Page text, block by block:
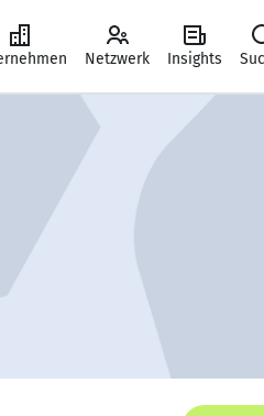
Netzwerk Insights